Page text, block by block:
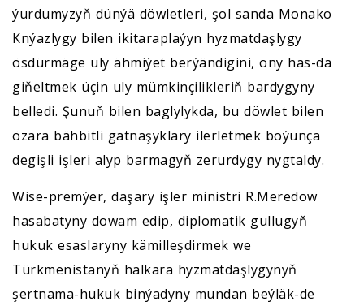
ýurdumyzyň dünýä döwletleri, şol sanda Monako
Knýazlygy bilen ikitaraplaýyn hyzmatdaşlygy
ösdürmäge uly ähmiýet berýändigini, ony has-da
giňeltmek üçin uly mümkinçilikleriň bardygyny
belledi. Şunuň bilen baglylykda, bu döwlet bilen
özara bähbitli gatnaşyklary ilerletmek boýunça
degişli işleri alyp barmagyň zerurdygy nygtaldy.
Wise-premýer, daşary işler ministri R.Meredow
hasabatyny dowam edip, diplomatik gullugyň
hukuk esaslaryny kämilleşdirmek we
Türkmenistanyň halkara hyzmatdaşlygynyň
şertnama-hukuk binýadyny mundan beýläk-de